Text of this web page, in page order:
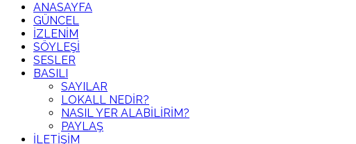
ANASAYFA
GÜNCEL
İZLENİM
SÖYLEŞİ
SESLER
BASILI
SAYILAR
LOKALL NEDİR?
NASIL YER ALABİLİRİM?
PAYLAŞ
İLETİŞİM